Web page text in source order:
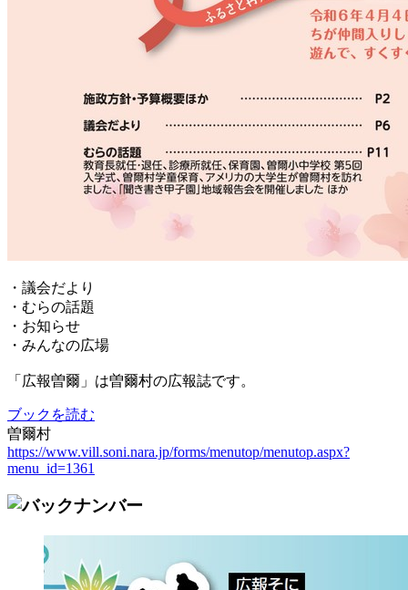
・議会だより
・むらの話題
・お知らせ
・みんなの広場
「広報曽爾」は曽爾村の広報誌です。
ブックを読む
曽爾村
https://www.vill.soni.nara.jp/forms/menutop/menutop.aspx?
menu_id=1361